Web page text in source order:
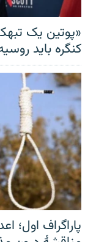
«پوتین یک
کنگره باید
پاراگراف اول؛